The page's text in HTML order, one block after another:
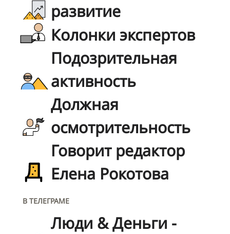
развитие
Колонки экспертов
Подозрительная
активность
Должная
осмотрительность
Говорит редактор
Елена Рокотова
В ТЕЛЕГРАМЕ
Люди & Деньги -